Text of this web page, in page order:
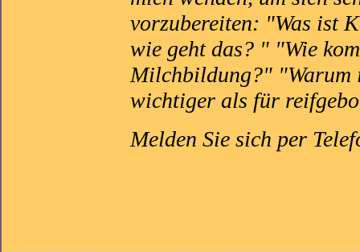
vorzubereiten: "Was ist
wie geht das? " "Wie
Milchbildung?" "Warum
wichtiger als für
Melden Sie sich per